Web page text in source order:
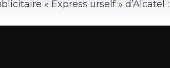
« Express urself » d’Alcatel :